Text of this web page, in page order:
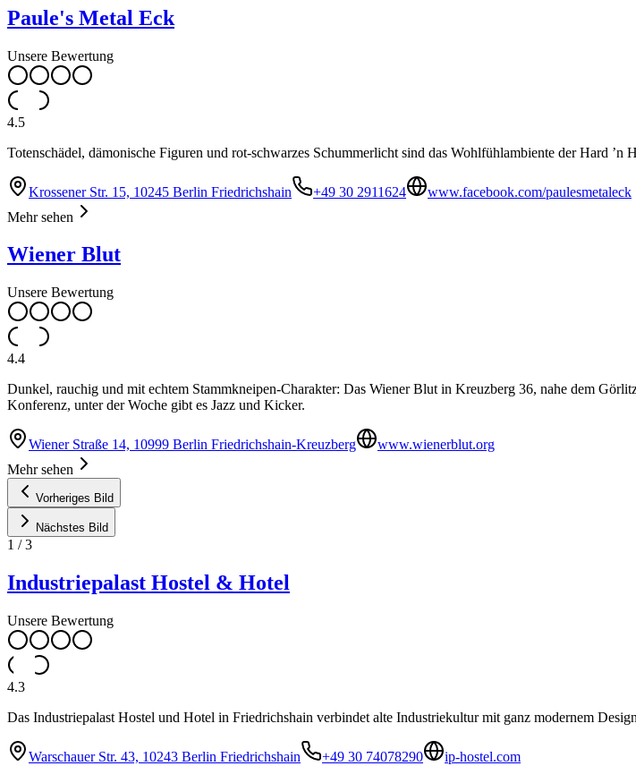
Paule's Metal Eck
Unsere Bewertung
4.5
Totenschädel, dämonische Figuren und rot-schwarzes Schummerlicht sind das Wohlfühlambiente der Hard ’n
Krossener Str. 15, 10245 Berlin Friedrichshain +49 30 2911624
www.facebook.com/paulesmetaleck
Mehr sehen
Wiener Blut
Unsere Bewertung
4.4
Dunkel, rauchig und mit echtem Stammkneipen-Charakter: Das Wiener Blut in Kreuzberg 36, nahe dem
Konferenz, unter der Woche gibt es Jazz und Kicker.
Wiener Straße 14, 10999 Berlin Friedrichshain-Kreuzberg
www.wienerblut.org
Mehr sehen
Vorheriges Bild
Nächstes Bild
1 /3
Industriepalast Hostel & Hotel
Unsere Bewertung
4.3
Das Industriepalast Hostel und Hotel in Friedrichshain verbindet alte Industriekultur mit ganz modernem
Warschauer Str. 43, 10243 Berlin Friedrichshain +49 30 74078290
ip-hostel.com